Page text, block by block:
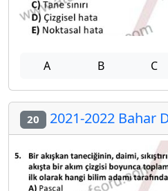
A B C
20 2021-2022 Bahar